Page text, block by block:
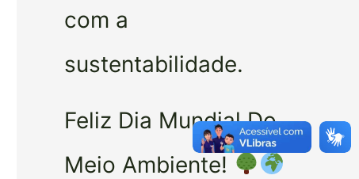
com a
sustentabilidade.
Feliz Dia Mundial Do
Meio Ambiente!